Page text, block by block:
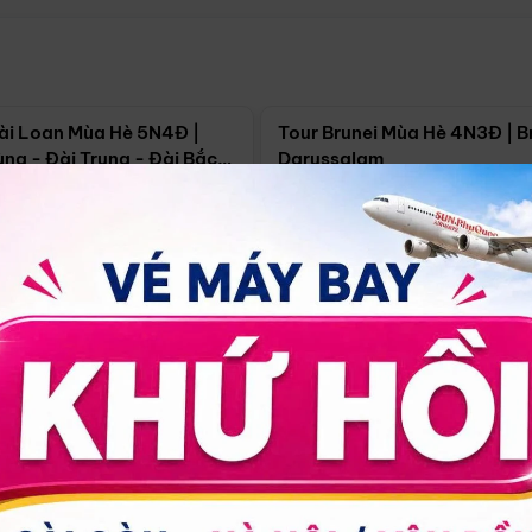
Loan Mùa Hè 5N4Đ |
- Đài Trung - Đài Bắc
18/09
Tour Brunei Mùa Hè 4N3Đ |
Darussalam
Hồ Chí Minh 4N3Đ
30/08 17/09 24/09
14.499.000đ Xem chi